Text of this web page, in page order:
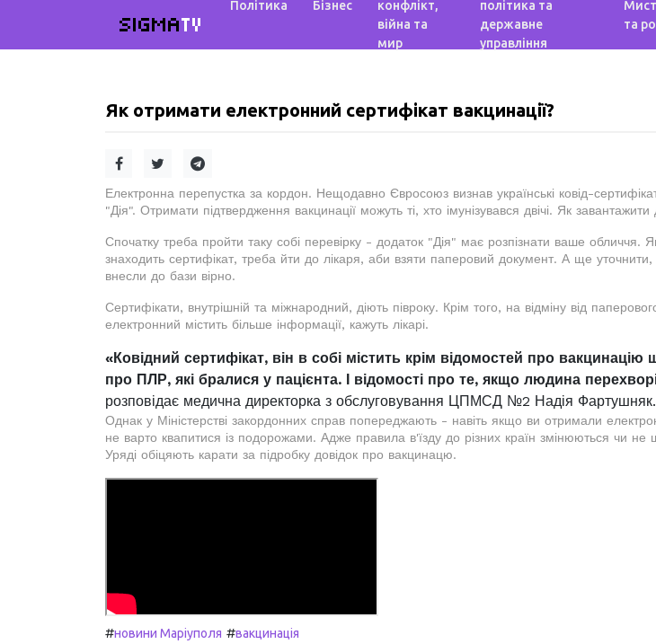
SIGMATV
Політика Бізнес
конфлікт,
війна та
мир
політика та
державне
управління
та
Як отримати електронний сертифікат вакцинації?
Електронна перепустка за кордон. Нещодавно Євросоюз визнав українські ковід-
"Дія". Отримати підтвердження вакцинації можуть ті, хто імунізувався двічі. Як
Спочатку треба пройти таку собі перевірку - додаток "Дія" має розпізнати ваше обличчя.
знаходить сертифікат, треба йти до лікаря, аби взяти паперовий документ. А ще уточнити,
внесли до бази вірно.
Сертифікати, внутрішній та міжнародний, діють півроку. Крім того, на відміну від
електронний містить більше інформації, кажуть лікарі.
«Ковідний сертифікат, він в собі містить крім відомостей про вакцинацію
про ПЛР, які бралися у пацієнта. І відомості про те, якщо людина
розповідає медична директорка з обслуговування ЦПМСД №2 Надія Фартушняк.
Однак у Міністерстві закордонних справ попереджають - навіть якщо ви отримали
не варто квапитися із подорожами. Адже правила в'їзду до різних країн змінюються чи
Уряді обіцяють карати за підробку довідок про вакцинацю.
#новини Маріуполя #вакцинація